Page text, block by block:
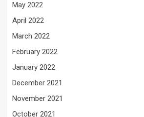
May 2022
April 2022
March 2022
February 2022
January 2022
December 2021
November 2021
October 2021